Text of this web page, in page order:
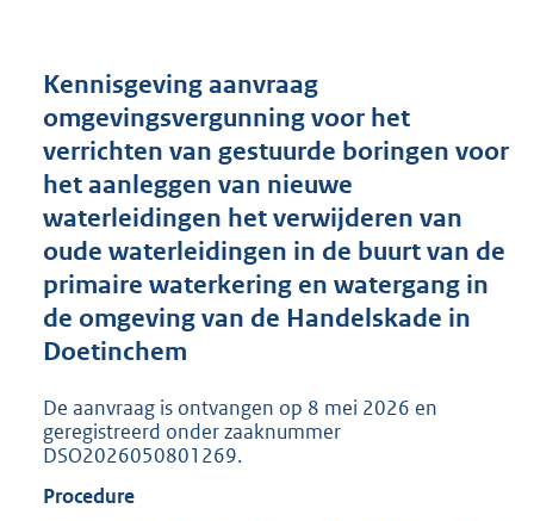
r
o
t
t
:
2
0
K
Kennisgeving aanvraag
omgevingsvergunning voor het
verrichten van gestuurde boringen voor
het aanleggen van nieuwe
waterleidingen het verwijderen van
oude waterleidingen in de buurt van de
primaire waterkering en watergang in
de omgeving van de Handelskade in
Doetinchem
De aanvraag is ontvangen op 8 mei 2026 en
geregistreerd onder zaaknummer
DSO2026050801269.
Procedure